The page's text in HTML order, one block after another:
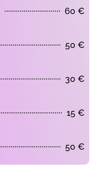
60 €
50 €
30 €
15 €
50 €